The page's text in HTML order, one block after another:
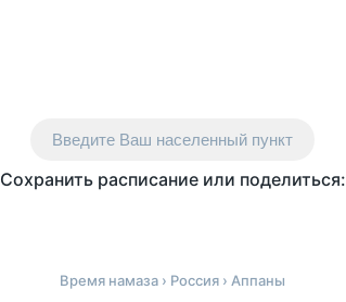
Введите Ваш населенный пункт
Сохранить расписание или поделиться:
Время намаза › Россия › Аппаны